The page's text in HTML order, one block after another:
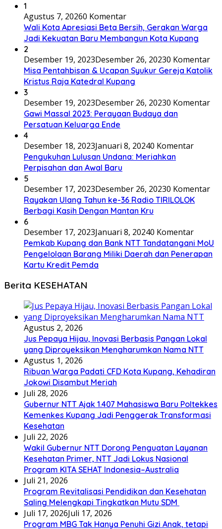
1
Agustus 7, 20260 Komentar
Wali Kota Apresiasi Beta Bersih, Gerakan Warga
Jadi Kekuatan Baru Membangun Kota Kupang
2
Desember 19, 2023Desember 26, 20230 Komentar
Misa Pentahbisan & Ucapan Syukur Gereja Katolik
Kristus Raja Katedral Kupang
3
Desember 19, 2023Desember 26, 20230 Komentar
Gawi Massal 2023: Perayaan Budaya dan
Persatuan Keluarga Ende
4
Desember 18, 2023Januari 8, 20240 Komentar
Pengukuhan Lulusan Undana: Meriahkan
Perpisahan dan Awal Baru
5
Desember 17, 2023Desember 26, 20230 Komentar
Rayakan Ulang Tahun ke-36 Radio TIRILOLOK
Berbagi Kasih Dengan Mantan Kru
6
Desember 17, 2023Januari 8, 20240 Komentar
Pemkab Kupang dan Bank NTT Tandatangani MoU
Pengelolaan Barang Miliki Daerah dan Penerapan
Kartu Kredit Pemda
Berita KESEHATAN
Agustus 2, 2026
Jus Pepaya Hijau, Inovasi Berbasis Pangan Lokal
yang Diproyeksikan Mengharumkan Nama NTT
Agustus 1, 2026
Ribuan Warga Padati CFD Kota Kupang, Kehadiran
Jokowi Disambut Meriah
Juli 28, 2026
Gubernur NTT Ajak 1.407 Mahasiswa Baru Poltekkes
Kemenkes Kupang Jadi Penggerak Transformasi
Kesehatan
Juli 22, 2026
Wakil Gubernur NTT Dorong Penguatan Layanan
Kesehatan Primer, NTT Jadi Lokus Nasional
Program KITA SEHAT Indonesia–Australia
Juli 21, 2026
Program Revitalisasi Pendidikan dan Kesehatan
Saling Melengkapi Tingkatkan Mutu SDM
Juli 17, 2026Juli 17, 2026
Program MBG Tak Hanya Penuhi Gizi Anak, tetapi